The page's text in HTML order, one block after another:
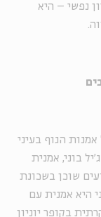
נפשי – היא
הגוף בעיני
בוני, אמנית
שוכן בשכונת
היא אמנית עם
בקופר יוניון